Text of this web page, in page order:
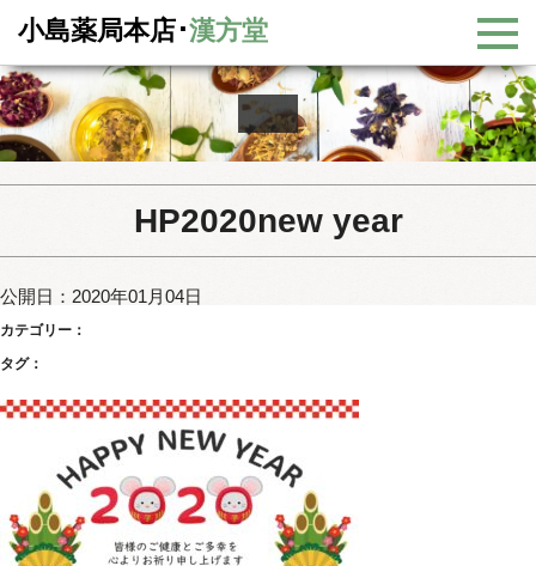
小島薬局本店･漢方堂
HP2020new year
公開日：2020年01月04日
カテゴリー：
タグ：